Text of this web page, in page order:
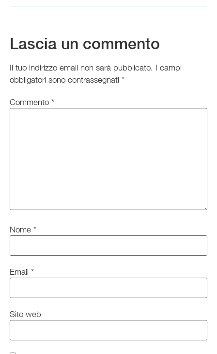
Lascia un commento
Il tuo indirizzo email non sarà pubblicato. I campi
obbligatori sono contrassegnati *
Commento *
Nome *
Email *
Sito web